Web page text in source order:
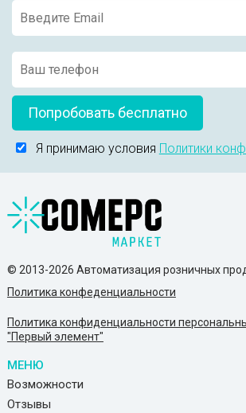
Попробовать бесплатно
Я принимаю условия Политики
© 2013-2026 Автоматизация розничных
Политика конфеденциальности
Политика конфиденциальности
"Первый элемент"
МЕНЮ
Возможности
Отзывы